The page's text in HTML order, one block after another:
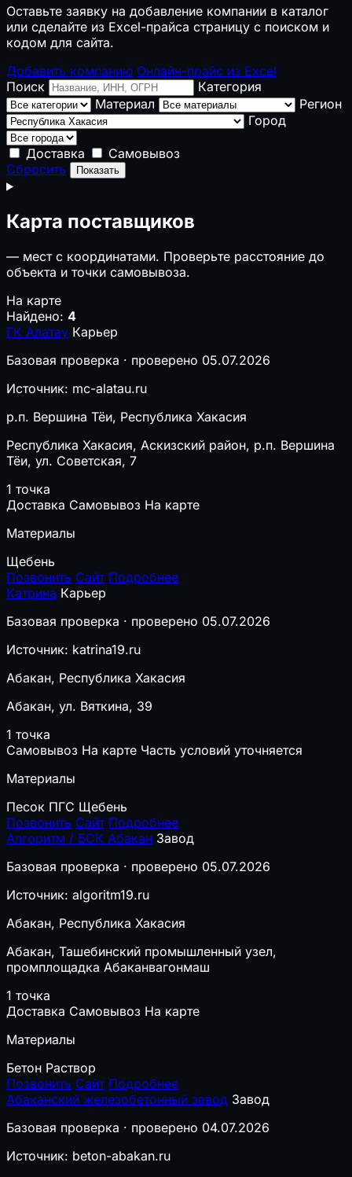
Оставьте заявку на добавление компании в каталог
или сделайте из Excel-прайса страницу с поиском и
кодом для сайта.
Добавить компанию Онлайн-прайс из Excel
Поиск
Категория
Материал
Регион
Город
Доставка
Самовывоз
Сбросить
Показать
Карта поставщиков
— мест с координатами. Проверьте расстояние до
объекта и точки самовывоза.
На карте
Найдено: 4
ГК Алатау Карьер
Базовая проверка · проверено 05.07.2026
Источник: mc-alatau.ru
р.п. Вершина Тёи, Республика Хакасия
Республика Хакасия, Аскизский район, р.п. Вершина
Тёи, ул. Советская, 7
1 точка
Доставка Самовывоз На карте
Материалы
Щебень
Позвонить Сайт Подробнее
Катрина Карьер
Базовая проверка · проверено 05.07.2026
Источник: katrina19.ru
Абакан, Республика Хакасия
Абакан, ул. Вяткина, 39
1 точка
Самовывоз На карте Часть условий уточняется
Материалы
Песок ПГС Щебень
Позвонить Сайт Подробнее
Алгоритм / БСК Абакан Завод
Базовая проверка · проверено 05.07.2026
Источник: algoritm19.ru
Абакан, Республика Хакасия
Абакан, Ташебинский промышленный узел,
промплощадка Абаканвагонмаш
1 точка
Доставка Самовывоз На карте
Материалы
Бетон Раствор
Позвонить Сайт Подробнее
Абаканский железобетонный завод Завод
Базовая проверка · проверено 04.07.2026
Источник: beton-abakan.ru